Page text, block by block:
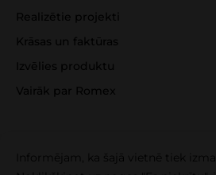
Informējam, ka šajā vietnē tiek
Realizētie projekti
Krāsas un faktūras
Izvēlies produktu
Vairāk par Romex